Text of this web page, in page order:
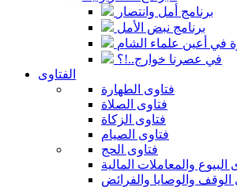
برنامج أمل وانتصار
برنامج نبض الأمل
في أعين علماء الشام
في عصرنا خوارج..!؟
الفتاوى
فتاوى الطهارة
فتاوى الصلاة
فتاوى الزكاة
فتاوى الصيام
فتاوى الحج
البيوع والمعاملات المالية
الوقف والوصايا والفرائض